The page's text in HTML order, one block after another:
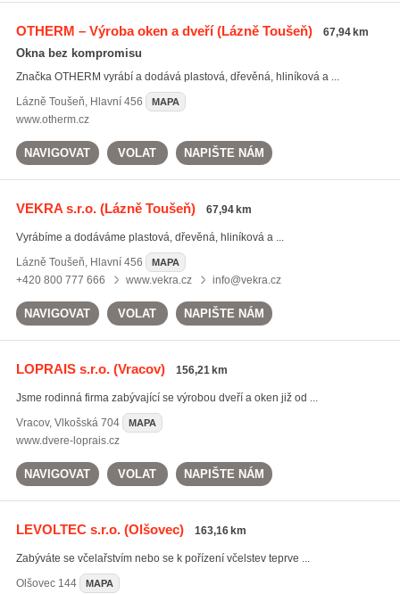
OTHERM – Výroba oken a dveří(Lázně Toušeň) 67,94 km
Okna bez kompromisu
Značka OTHERM vyrábí a dodává plastová, dřevěná, hliníková a ...
Lázně Toušeň, Hlavní 456 MAPA
www.otherm.cz
NAVIGOVAT VOLAT NAPIŠTE NÁM
VEKRA s.r.o.(Lázně Toušeň) 67,94 km
Vyrábíme a dodáváme plastová, dřevěná, hliníková a ...
Lázně Toušeň, Hlavní 456 MAPA
+420 800 777 666 www.vekra.cz info@vekra.cz
NAVIGOVAT VOLAT NAPIŠTE NÁM
LOPRAIS s.r.o.(Vracov) 156,21 km
Jsme rodinná firma zabývající se výrobou dveří a oken již od ...
Vracov, Vlkošská 704 MAPA
www.dvere-loprais.cz
NAVIGOVAT VOLAT NAPIŠTE NÁM
LEVOLTEC s.r.o.(Olšovec) 163,16 km
Zabýváte se včelařstvím nebo se k pořízení včelstev teprve ...
Olšovec144 MAPA